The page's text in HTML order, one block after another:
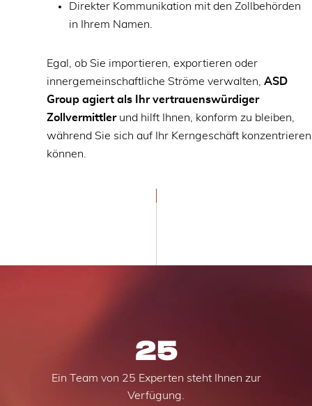
Direkter Kommunikation mit den Zollbehörden
in Ihrem Namen.
Egal, ob Sie importieren, exportieren oder
innergemeinschaftliche Ströme verwalten,ASD
Group agiert als Ihr vertrauenswürdiger
Zollvermittlerund hilft Ihnen, konform zu bleiben,
während Sie sich auf Ihr Kerngeschäft konzentrieren
können.
Ein Team von 25 Experten steht Ihnen zur
Verfügung.
25